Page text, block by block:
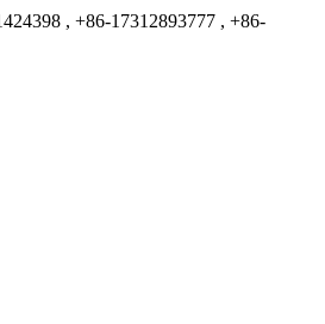
, +86-17312893777 , +86-